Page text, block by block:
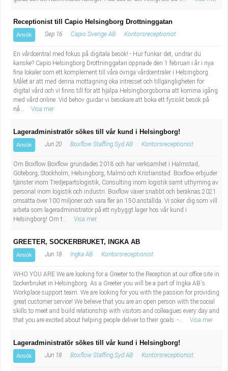
Receptionist till Capio Helsingborg Drottninggatan
Ansök Sep 16 Capio Sverige AB Kontorsreceptionist
En vårdcentral med fokus på digitala besök! - Hur funkar det, undrar du
kanske? Capio Helsingborg Drottninggatan öppnade den 1 februari i år i nya
fina lokaler som ett komplement till våra övriga vårdcentraler i Helsingborg.
Målet är att med denna mottagning öka intresset och tillgängligheten för
digital vård och vi finns till för att hjälpa Helsingborgsborna att komma igång
med vård online. Vid behov guidar vi besökare att boka ett fysiskt besök på
nå...
Visa mer
Lageradministratör sökes till vår kund i Helsingborg!
Ansök Jun 20 Boxflow Staffing Syd AB Kontorsreceptionist
Om Boxflow Boxflow grundades 2018 och har verksamhet i Halmstad,
Göteborg, Stockholm, Helsingborg, Malmö och Kristianstad. Boxflow erbjuder
tjänster inom Tredjepartslogistik, Consulting inom logistik samt uthyrning av
personal inom logistik och industri. Boxflow växer snabbt och beräknas 2021
omsätta över 100 miljoner och vara fler än 150 anställda. Vi söker dig som vill
arbeta som lageradministratör på ett nybyggt lager hos vår kund i
Helsingborg! Om t...
Visa mer
GREETER, SOCKERBRUKET, INGKA AB
Ansök Jun 18 Ingka AB Kontorsreceptionist
WHO YOU ARE We are looking for a Greeter to the Reception at our office site in
Sockerbruket in Helsingborg. As a Greeter you will be a part of Ingka AB´s
Workplace support team. We are looking for you with the passion for providing
great customer service! We believe that you are an open person with the social
skills to meet and build relationship with visitors and colleagues every day and
that you are excited about helping people deliver to their goals. -...
Visa mer
Lageradministratör sökes till vår kund i Helsingborg!
Ansök Jun 18 Boxflow Staffing Syd AB Kontorsreceptionist